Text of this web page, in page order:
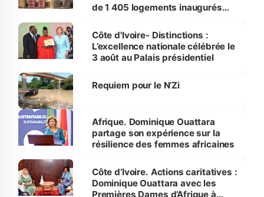
de 1 405 logements inaugurés
Bassam
Côte d'Ivoire- Distinctions :
L’excellence nationale célébrée le
3 août au Palais présidentiel
Requiem pour le N’Zi
Afrique. Dominique Ouattara
partage son expérience sur la
résilience des femmes africaines
Côte d’Ivoire. Actions caritatives :
Dominique Ouattara avec les
Premières Dames d’Afrique à